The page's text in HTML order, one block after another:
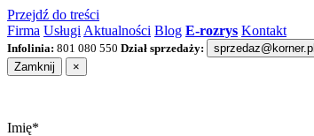
Przejdź do treści
Firma Usługi Aktualności Blog E-rozrys Kontakt
Infolinia: 801 080 550 Dział sprzedaży:
sprzedaz@korner.pl
Zamknij
×
Imię*